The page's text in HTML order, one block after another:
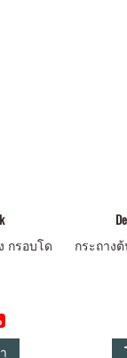
กรอบโด
กระถาง